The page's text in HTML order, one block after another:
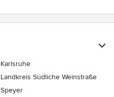
Karlsruhe
Landkreis Südliche Weinstraße
Speyer